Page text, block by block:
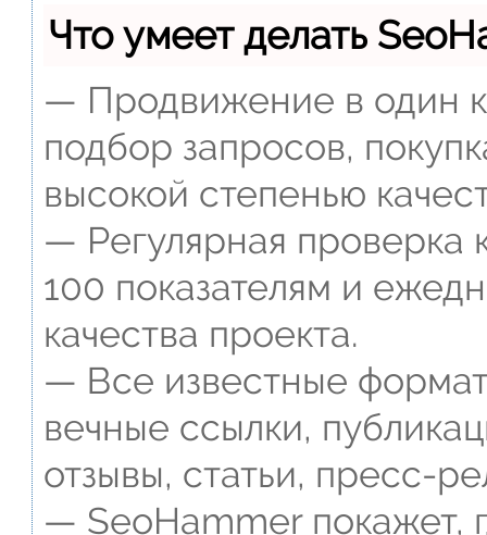
Что умеет делать
— Продвижение в один
подбор запросов,
высокой степенью
— Регулярная проверка
100 показателям и
качества проекта.
— Все известные
вечные ссылки,
отзывы, статьи, пресс-
— SeoHammer покажет,